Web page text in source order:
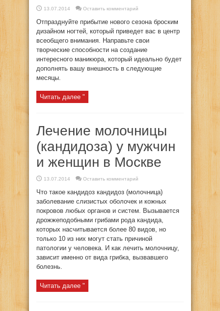
13.07.2014 Оставить комментарий
Отпразднуйте прибытие нового сезона броским
дизайном ногтей, который приведет вас в центр
всеобщего внимания. Направьте свои
творческие способности на создание
интересного маникюра, который идеально будет
дополнять вашу внешность в следующие
месяцы.
Читать далее "
Лечение молочницы
(кандидоза) у мужчин
и женщин в Москве
13.07.2014 Оставить комментарий
Что такое кандидоз кандидоз (молочница)
заболевание слизистых оболочек и кожных
покровов любых органов и систем. Вызывается
дрожжеподобными грибами рода кандида,
которых насчитывается более 80 видов, но
только 10 из них могут стать причиной
патологии у человека. И как лечить молочницу,
зависит именно от вида грибка, вызвавшего
болезнь.
Читать далее "